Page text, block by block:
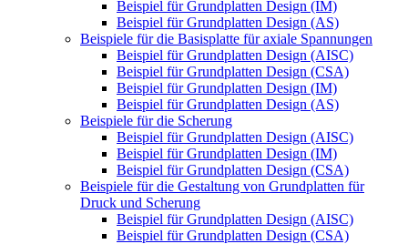
Beispiel für Grundplatten Design (IM)
Beispiel für Grundplatten Design (AS)
Beispiele für die Basisplatte für axiale Spannungen
Beispiel für Grundplatten Design (AISC)
Beispiel für Grundplatten Design (CSA)
Beispiel für Grundplatten Design (IM)
Beispiel für Grundplatten Design (AS)
Beispiele für die Scherung
Beispiel für Grundplatten Design (AISC)
Beispiel für Grundplatten Design (IM)
Beispiel für Grundplatten Design (CSA)
Beispiele für die Gestaltung von Grundplatten für
Druck und Scherung
Beispiel für Grundplatten Design (AISC)
Beispiel für Grundplatten Design (CSA)